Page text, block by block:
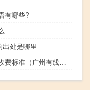
有哪些?
出处是哪里
广州有线电视宽带收费标准（广州有线电视）